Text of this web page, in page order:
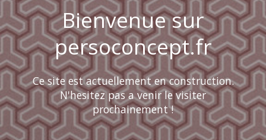
Bienvenue sur
persoconcept.fr
Ce site est actuellement en construction.
N'hesitez pas a venir le visiter
prochainement !